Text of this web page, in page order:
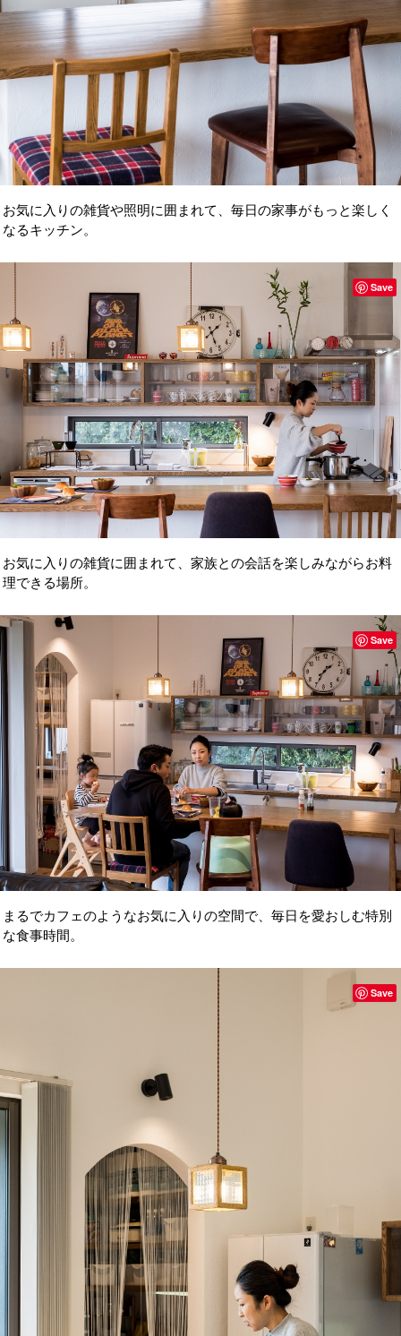
お気に入りの雑貨や照明に囲まれて、毎日の家事がもっと楽しく
なるキッチン。
お気に入りの雑貨に囲まれて、家族との会話を楽しみながらお料
理できる場所。
Save
まるでカフェのようなお気に入りの空間で、毎日を愛おしむ特別
な食事時間。
Save
Save